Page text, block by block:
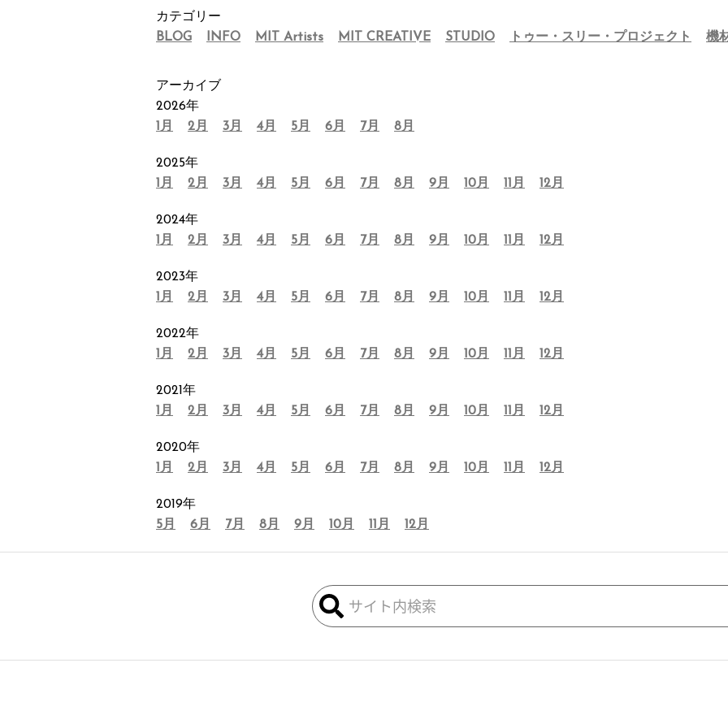
カテゴリー
BLOG
INFO MIT Artists MIT CREATIVE STUDIO トゥー・スリー・プロジェクト 機
アーカイブ
2026年
1月
2月 3月 4月 5月 6月 7月 8月
2025年
1月
2月 3月 4月 5月 6月 7月 8月 9月 10月 11月 12月
2024年
1月
2月 3月 4月 5月 6月 7月 8月 9月 10月 11月 12月
2023年
1月
2月 3月 4月 5月 6月 7月 8月 9月 10月 11月 12月
2022年
1月
2月 3月 4月 5月 6月 7月 8月 9月 10月 11月 12月
2021年
1月
2月 3月 4月 5月 6月 7月 8月 9月 10月 11月 12月
2020年
1月
2月 3月 4月 5月 6月 7月 8月 9月 10月 11月 12月
2019年
5月
6月 7月 8月 9月 10月 11月 12月